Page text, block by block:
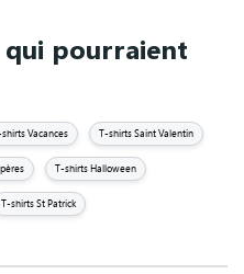
pourraient
Vacances T-shirts Saint Valentin
T-shirts Halloween
T-shirts St Patrick